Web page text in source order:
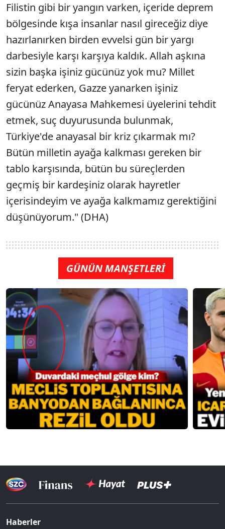
Filistin gibi bir yangın varken, içeride deprem
bölgesinde kışa insanlar nasıl gireceğiz diye
hazırlanırken birden evvelsi gün bir yargı
darbesiyle karşı karşıya kaldık. Allah aşkına
sizin başka işiniz gücünüz yok mu? Millet
feryat ederken, Gazze yanarken işiniz
gücünüz Anayasa Mahkemesi üyelerini tehdit
etmek, suç duyurusunda bulunmak,
Türkiye'de anayasal bir kriz çıkarmak mı?
Bütün milletin ayağa kalkması gereken bir
tablo karşısında, bütün bu süreçlerden
geçmiş bir kardeşiniz olarak hayretler
içerisindeyim ve ayağa kalkmamız gerektiğini
düşünüyorum." (DHA)
GÜNÜN MANŞETLERİ
Haberler